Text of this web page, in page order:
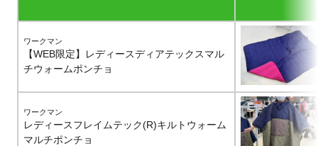
ワークマン
【WEB限定】レディースディアテックスマル
チウォームポンチョ
ワークマン
レディースフレイムテック(R)キルトウォーム
マルチポンチョ